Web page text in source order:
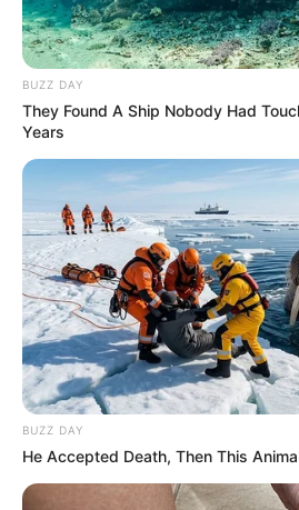
Tarantino Wants To End His
Movie?
Brainberries